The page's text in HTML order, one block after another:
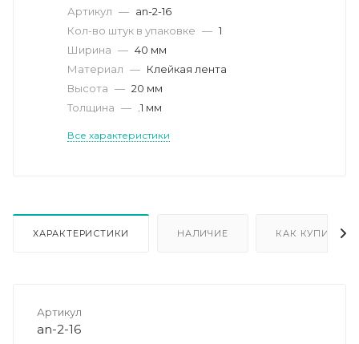
Артикул — an-2-16
Кол-во штук в упаковке — 1
Ширина — 40 мм
Материал — Клейкая лента
Высота — 20 мм
Толщина — .1 мм
Все характеристики
ХАРАКТЕРИСТИКИ НАЛИЧИЕ КАК КУПИТЬ
Артикул
an-2-16